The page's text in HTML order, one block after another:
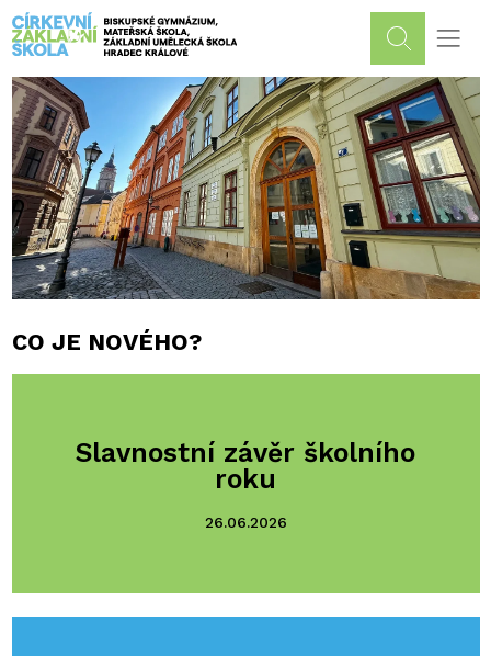
CO JE NOVÉHO?
Slavnostní závěr školního
roku
26.06.2026